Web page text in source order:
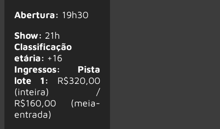
Abertura: 19h30
Show: 21h
Classificação
etária: +16
Ingressos:
Pista
lote 1: R$320,00
(inteira) /
R$160,00 (meia-
entrada)